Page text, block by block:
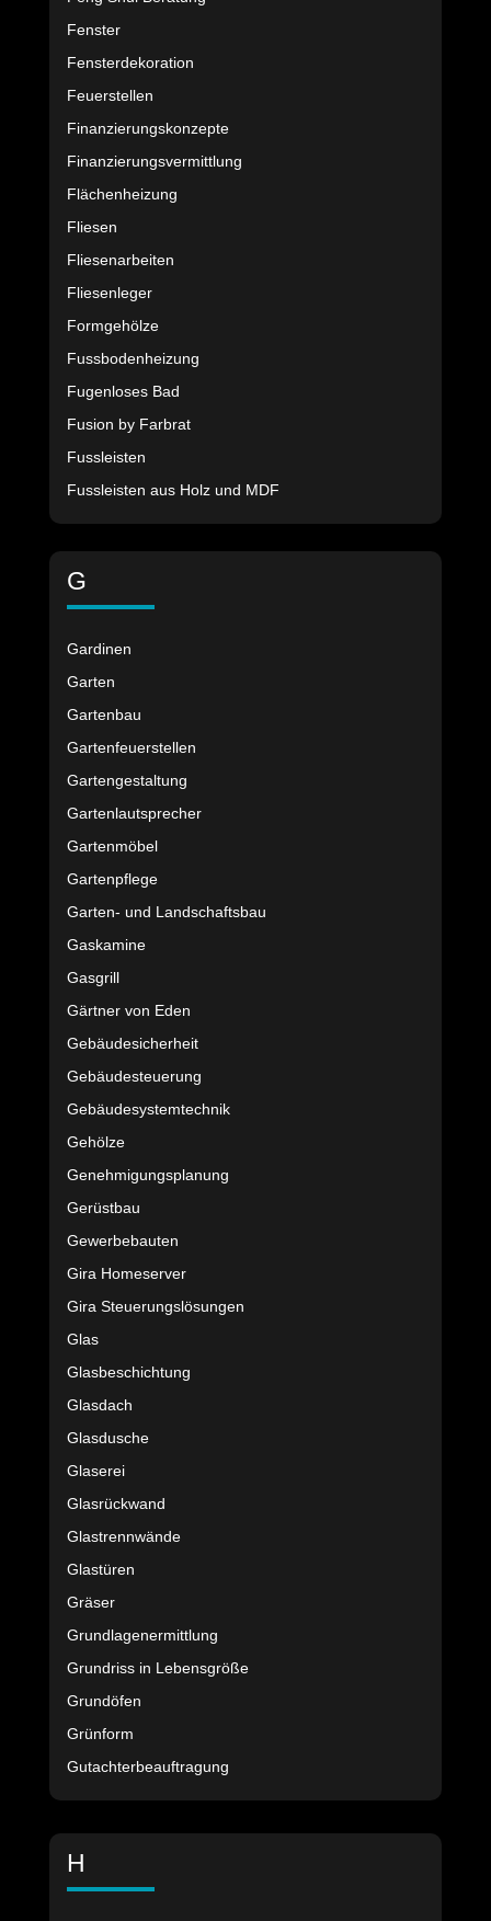
Fenster
Fensterdekoration
Feuerstellen
Finanzierungskonzepte
Finanzierungsvermittlung
Flächenheizung
Fliesen
Fliesenarbeiten
Fliesenleger
Formgehölze
Fussbodenheizung
Fugenloses Bad
Fusion by Farbrat
Fussleisten
Fussleisten aus Holz und MDF
G
Gardinen
Garten
Gartenbau
Gartenfeuerstellen
Gartengestaltung
Gartenlautsprecher
Gartenmöbel
Gartenpflege
Garten- und Landschaftsbau
Gaskamine
Gasgrill
Gärtner von Eden
Gebäudesicherheit
Gebäudesteuerung
Gebäudesystemtechnik
Gehölze
Genehmigungsplanung
Gerüstbau
Gewerbebauten
Gira Homeserver
Gira Steuerungslösungen
Glas
Glasbeschichtung
Glasdach
Glasdusche
Glaserei
Glasrückwand
Glastrennwände
Glastüren
Gräser
Grundlagenermittlung
Grundriss in Lebensgröße
Grundöfen
Grünform
Gutachterbeauftragung
H